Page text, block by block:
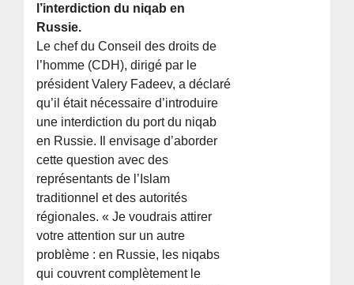
l’interdiction du niqab en
Russie.
Le chef du Conseil des droits de
l’homme (CDH), dirigé par le
président Valery Fadeev, a déclaré
qu’il était nécessaire d’introduire
une interdiction du port du niqab
en Russie. Il envisage d’aborder
cette question avec des
représentants de l’Islam
traditionnel et des autorités
régionales. « Je voudrais attirer
votre attention sur un autre
problème : en Russie, les niqabs
qui couvrent complètement le